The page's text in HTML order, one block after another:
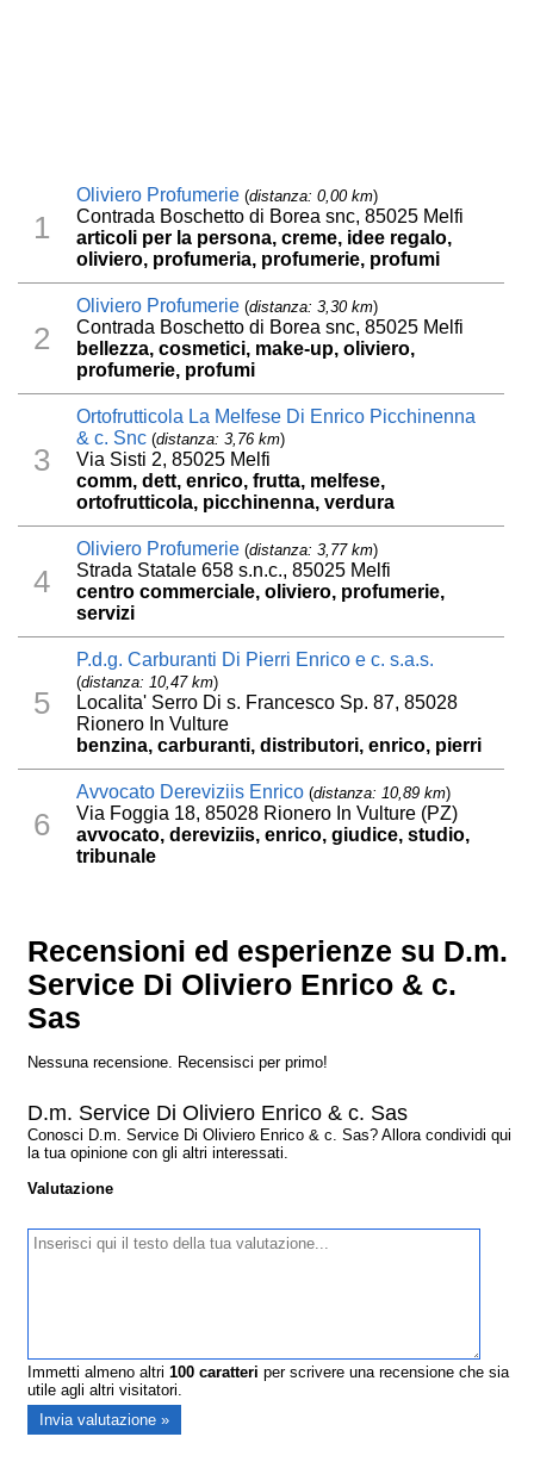
1
Oliviero Profumerie (distanza: 0,00 km)
Contrada Boschetto di Borea snc, 85025 Melfi
articoli per la persona, creme, idee regalo,
oliviero, profumeria, profumerie, profumi
2
Oliviero Profumerie (distanza: 3,30 km)
Contrada Boschetto di Borea snc, 85025 Melfi
bellezza, cosmetici, make-up, oliviero,
profumerie, profumi
3
Ortofrutticola La Melfese Di Enrico Picchinenna
& c. Snc (distanza: 3,76 km)
Via Sisti 2, 85025 Melfi
comm, dett, enrico, frutta, melfese,
ortofrutticola, picchinenna, verdura
4
Oliviero Profumerie (distanza: 3,77 km)
Strada Statale 658 s.n.c., 85025 Melfi
centro commerciale, oliviero, profumerie,
servizi
5
P.d.g. Carburanti Di Pierri Enrico e c. s.a.s.
(distanza: 10,47 km)
Localita' Serro Di s. Francesco Sp. 87, 85028
Rionero In Vulture
benzina, carburanti, distributori, enrico, pierri
6
Avvocato Dereviziis Enrico (distanza: 10,89 km)
Via Foggia 18, 85028 Rionero In Vulture (PZ)
avvocato, dereviziis, enrico, giudice, studio,
tribunale
Recensioni ed esperienze su D.m.
Service Di Oliviero Enrico & c.
Sas
Nessuna recensione. Recensisci per primo!
D.m. Service Di Oliviero Enrico & c. Sas
Conosci D.m. Service Di Oliviero Enrico & c. Sas? Allora condividi qui
la tua opinione con gli altri interessati.
Valutazione
Immetti almeno altri100 caratteri per scrivere una recensione che sia
utile agli altri visitatori.